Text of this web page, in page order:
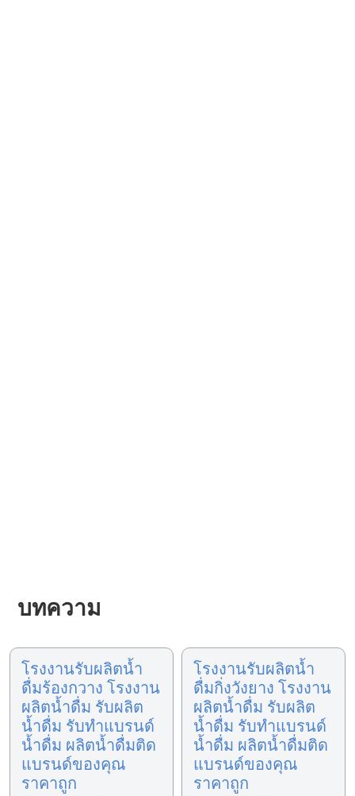
บทความ
โรงงานรับผลิตน้ำ
ดื่มร้องกวาง โรงงาน
ผลิตน้ำดื่ม รับผลิต
น้ำดื่ม รับทำแบรนด์
น้ำดื่ม ผลิตน้ำดื่มติด
แบรนด์ของคุณ
ราคาถูก
โรงงานรับผลิตน้ำ
ดื่มกิ่งวังยาง โรงงาน
ผลิตน้ำดื่ม รับผลิต
น้ำดื่ม รับทำแบรนด์
น้ำดื่ม ผลิตน้ำดื่มติด
แบรนด์ของคุณ
ราคาถูก